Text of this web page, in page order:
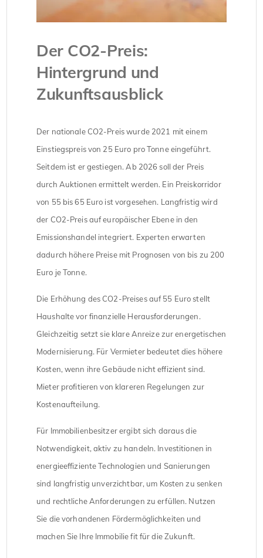
Der CO2-Preis:
Hintergrund und
Zukunftsausblick
Der nationale CO2-Preis wurde 2021 mit einem
Einstiegspreis von 25 Euro pro Tonne eingeführt.
Seitdem ist er gestiegen. Ab 2026 soll der Preis
durch Auktionen ermittelt werden. Ein Preiskorridor
von 55 bis 65 Euro ist vorgesehen. Langfristig wird
der CO2-Preis auf europäischer Ebene in den
Emissionshandel integriert. Experten erwarten
dadurch höhere Preise mit Prognosen von bis zu 200
Euro je Tonne.
Die Erhöhung des CO2-Preises auf 55 Euro stellt
Haushalte vor finanzielle Herausforderungen.
Gleichzeitig setzt sie klare Anreize zur energetischen
Modernisierung. Für Vermieter bedeutet dies höhere
Kosten, wenn ihre Gebäude nicht effizient sind.
Mieter profitieren von klareren Regelungen zur
Kostenaufteilung.
Für Immobilienbesitzer ergibt sich daraus die
Notwendigkeit, aktiv zu handeln. Investitionen in
energieeffiziente Technologien und Sanierungen
sind langfristig unverzichtbar, um Kosten zu senken
und rechtliche Anforderungen zu erfüllen. Nutzen
Sie die vorhandenen Fördermöglichkeiten und
machen Sie Ihre Immobilie fit für die Zukunft.